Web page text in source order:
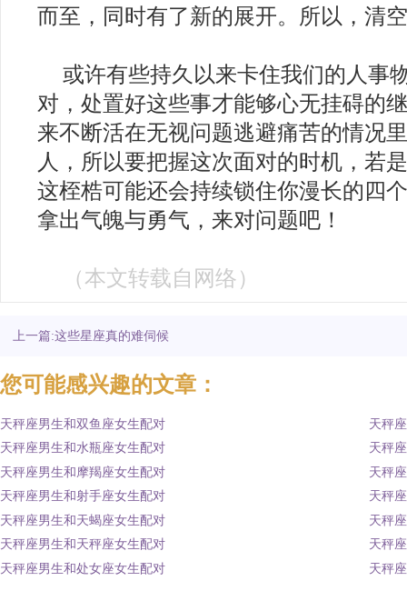
而至，同时有了新的展开。所以，清
或许有些持久以来卡住我们的人事
对，处置好这些事才能够心无挂碍的
来不断活在无视问题逃避痛苦的情况
人，所以要把握这次面对的时机，若
这桎梏可能还会持续锁住你漫长的四
拿出气魄与勇气，来对问题吧！
（本文转载自网络）
上一篇:这些星座真的难伺候
您可能感兴趣的文章：
天秤座男生和双鱼座女生配对
天秤座男生和水瓶座女生配对
天秤座男生和摩羯座女生配对
天秤座男生和射手座女生配对
天秤座男生和天蝎座女生配对
天秤座男生和天秤座女生配对
天秤座男生和处女座女生配对
天秤
天秤
天秤
天秤
天秤
天秤
天秤